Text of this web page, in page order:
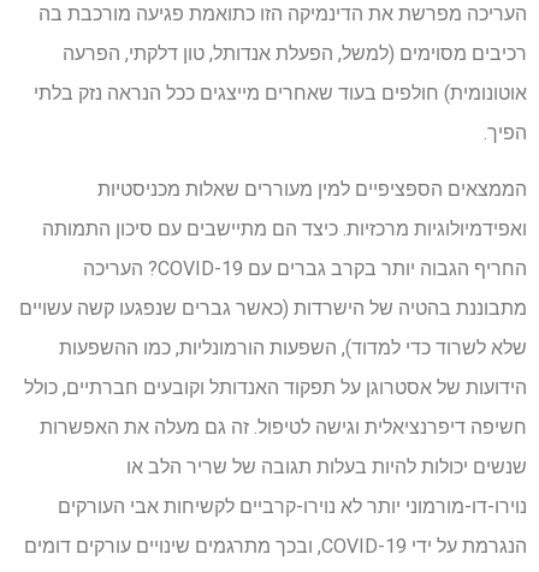
העריכה מפרשת את הדינמיקה הזו כתואמת פגיעה מורכבת בה
רכיבים מסוימים (למשל, הפעלת אנדותל, טון דלקתי, הפרעה
אוטונומית) חולפים בעוד שאחרים מייצגים ככל הנראה נזק בלתי
הפיך.
הממצאים הספציפיים למין מעוררים שאלות מכניסטיות
ואפידמיולוגיות מרכזיות. כיצד הם מתיישבים עם סיכון התמותה
החריף הגבוה יותר בקרב גברים עם COVID-19? העריכה
מתבוננת בהטיה של הישרדות (כאשר גברים שנפגעו קשה עשויים
שלא לשרוד כדי למדוד), השפעות הורמונליות, כמו ההשפעות
הידועות של אסטרוגן על תפקוד האנדותל וקובעים חברתיים, כולל
חשיפה דיפרנציאלית וגישה לטיפול. זה גם מעלה את האפשרות
שנשים יכולות להיות בעלות תגובה של שריר הלב או
נוירו-דו-מורמוני יותר לא נוירו-קרביים לקשיחות אבי העורקים
הנגרמת על ידי COVID-19, ובכך מתרגמים שינויים עורקים דומים